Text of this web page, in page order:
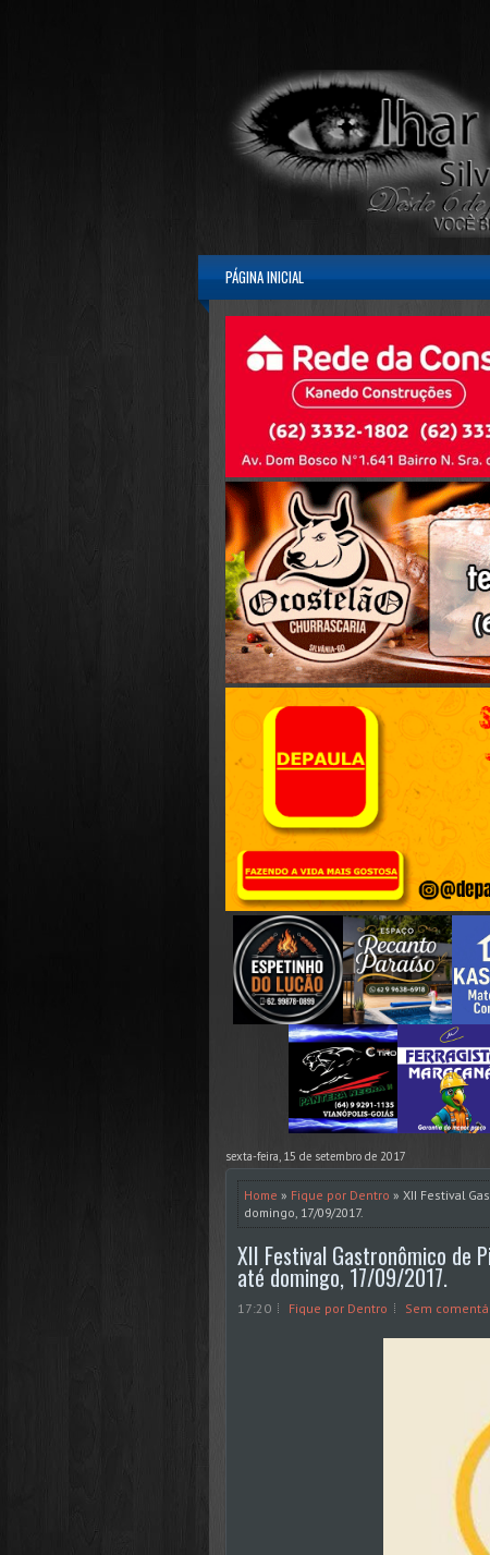
PÁGINA INICIAL
sexta-feira, 15 de setembro de 2017
Home » Fique por Dentro » XII Festival
domingo, 17/09/2017.
XII Festival Gastronômico de
até domingo, 17/09/2017.
17:20 Fique por Dentro Sem